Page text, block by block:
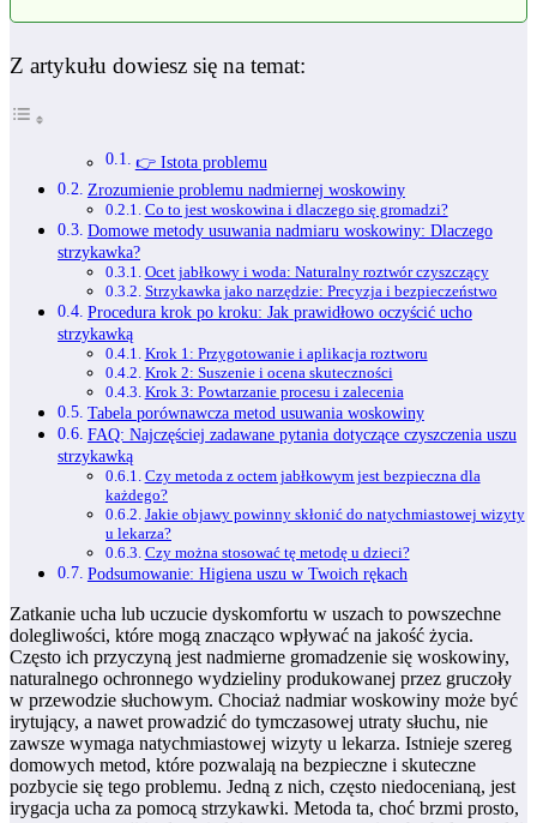
Z artykułu dowiesz się na temat:
👉 Istota problemu
Zrozumienie problemu nadmiernej woskowiny
Co to jest woskowina i dlaczego się gromadzi?
Domowe metody usuwania nadmiaru woskowiny: Dlaczego
strzykawka?
Ocet jabłkowy i woda: Naturalny roztwór czyszczący
Strzykawka jako narzędzie: Precyzja i bezpieczeństwo
Procedura krok po kroku: Jak prawidłowo oczyścić ucho
strzykawką
Krok 1: Przygotowanie i aplikacja roztworu
Krok 2: Suszenie i ocena skuteczności
Krok 3: Powtarzanie procesu i zalecenia
Tabela porównawcza metod usuwania woskowiny
FAQ: Najczęściej zadawane pytania dotyczące czyszczenia uszu
strzykawką
Czy metoda z octem jabłkowym jest bezpieczna dla
każdego?
Jakie objawy powinny skłonić do natychmiastowej wizyty
u lekarza?
Czy można stosować tę metodę u dzieci?
Podsumowanie: Higiena uszu w Twoich rękach
Zatkanie ucha lub uczucie dyskomfortu w uszach to powszechne
dolegliwości, które mogą znacząco wpływać na jakość życia.
Często ich przyczyną jest nadmierne gromadzenie się woskowiny,
naturalnego ochronnego wydzieliny produkowanej przez gruczoły
w przewodzie słuchowym. Chociaż nadmiar woskowiny może być
irytujący, a nawet prowadzić do tymczasowej utraty słuchu, nie
zawsze wymaga natychmiastowej wizyty u lekarza. Istnieje szereg
domowych metod, które pozwalają na bezpieczne i skuteczne
pozbycie się tego problemu. Jedną z nich, często niedocenianą, jest
irygacja ucha za pomocą strzykawki. Metoda ta, choć brzmi prosto,